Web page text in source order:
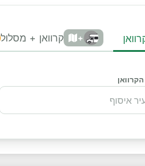
+ קרוואן + מסלול